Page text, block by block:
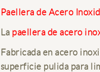
Paellera de Acero
La paellera de acero
Fabricada en acero
superficie pulida para